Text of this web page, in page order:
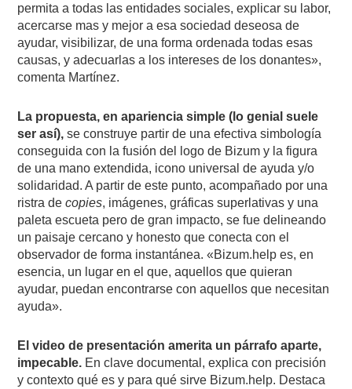
permita a todas las entidades sociales, explicar su labor,
acercarse mas y mejor a esa sociedad deseosa de
ayudar, visibilizar, de una forma ordenada todas esas
causas, y adecuarlas a los intereses de los donantes»,
comenta Martínez.
La propuesta, en apariencia simple (lo genial suele
ser así), se construye partir de una efectiva simbología
conseguida con la fusión del logo de Bizum y la figura
de una mano extendida, icono universal de ayuda y/o
solidaridad. A partir de este punto, acompañado por una
ristra decopies, imágenes, gráficas superlativas y una
paleta escueta pero de gran impacto, se fue delineando
un paisaje cercano y honesto que conecta con el
observador de forma instantánea. «Bizum.help es, en
esencia, un lugar en el que, aquellos que quieran
ayudar, puedan encontrarse con aquellos que necesitan
ayuda».
El video de presentación amerita un párrafo aparte,
impecable. En clave documental, explica con precisión
y contexto qué es y para qué sirve Bizum.help. Destaca